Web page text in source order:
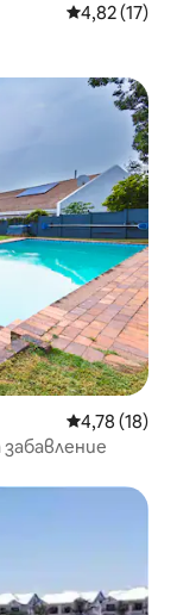
Средна
4,82 (17)
Средна
4,78 (18)